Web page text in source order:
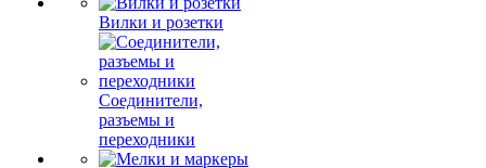
Вилки и розетки
Соединители,
разъемы и
переходники